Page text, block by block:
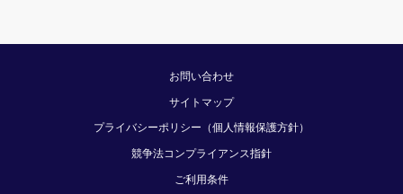
お問い合わせ
サイトマップ
プライバシーポリシー（個人情報保護方針）
競争法コンプライアンス指針
ご利用条件